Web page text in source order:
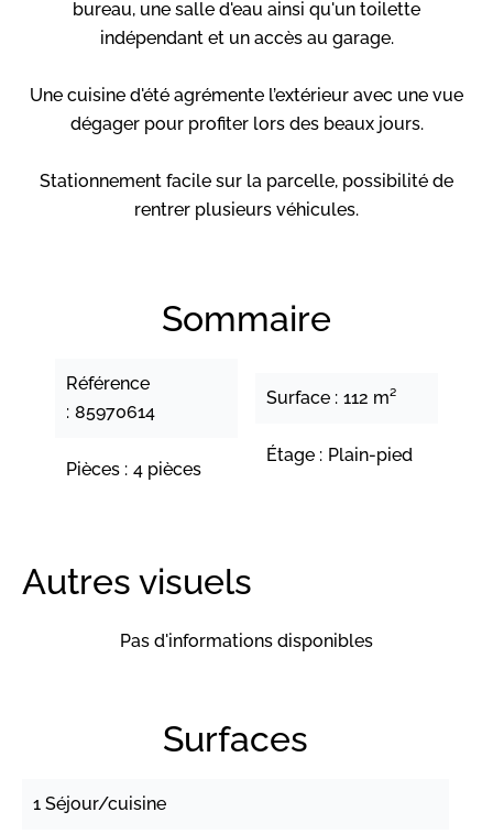
bureau, une salle d'eau ainsi qu'un toilette
indépendant et un accès au garage.
Une cuisine d'été agrémente l’extérieur avec une vue
dégager pour profiter lors des beaux jours.
Stationnement facile sur la parcelle, possibilité de
rentrer plusieurs véhicules.
Sommaire
Référence
85970614
Pièces 4 pièces
Surface 112 m²
Étage Plain-pied
Autres visuels
Pas d'informations disponibles
Surfaces
1 Séjour/cuisine